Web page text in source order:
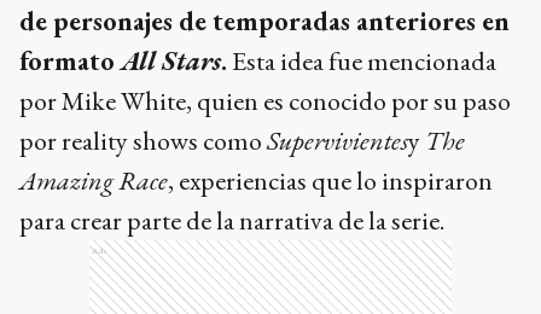
de personajes de temporadas anteriores en
formatoAll Stars.Esta idea fue mencionada
por Mike White, quien es conocido por su paso
por reality shows comoSupervivientesy The
Amazing Race, experiencias que lo inspiraron
para crear parte de la narrativa de la serie.
Ads